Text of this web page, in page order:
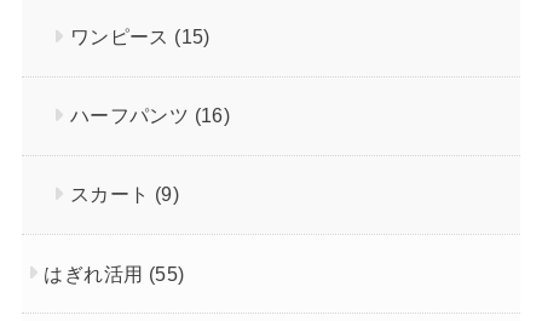
ワンピース (15)
ハーフパンツ (16)
スカート (9)
はぎれ活用 (55)